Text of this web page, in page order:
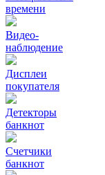
времени
Видео‑
наблюдение
Дисплеи
покупателя
Детекторы
банкнот
Счетчики
банкнот